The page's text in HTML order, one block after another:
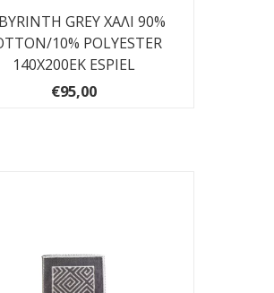
GREY ΧΑΛΙ 90%
10% POLYESTER
140Χ200ΕΚ ESPIEL
€95,00